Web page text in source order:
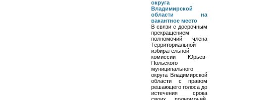
округа
Владимирской
области на
вакантное место
В связи с досрочным
прекращением
полномочий члена
Территориальной
избирательной
комиссии Юрьев-
Польского
муниципального
округа Владимирской
области с правом
решающего голоса до
истечения срока